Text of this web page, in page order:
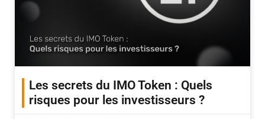
Les secrets du IMO Token : Quels
risques pour les investisseurs ?